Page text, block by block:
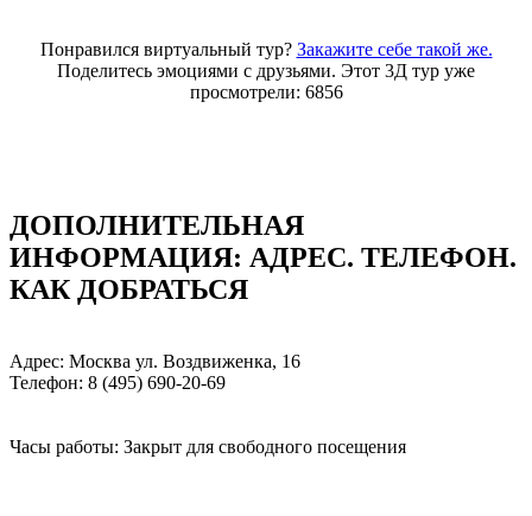
Понравился виртуальный тур? Закажите себе такой же.
Поделитесь эмоциями с друзьями. Этот 3Д тур уже
просмотрели: 6856
ДОПОЛНИТЕЛЬНАЯ
ИНФОРМАЦИЯ: АДРЕC. ТЕЛЕФОН.
КАК ДОБРАТЬСЯ
Адрес: Москва ул. Воздвиженка, 16
Телефон: 8 (495) 690-20-69
Часы работы: Закрыт для свободного посещения